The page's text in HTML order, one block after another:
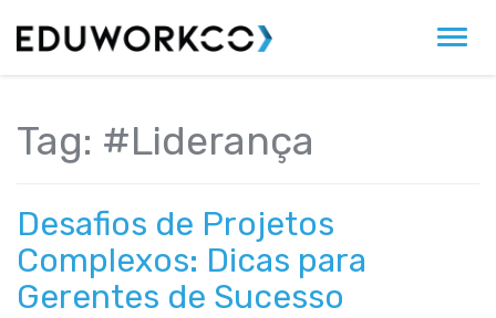
Tag: #Liderança
Desafios de Projetos
Complexos: Dicas para
Gerentes de Sucesso